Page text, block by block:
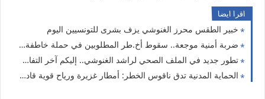
اقرا ايضا
خبير الطقس محرز الغنوشي يزف بشرى للتونسيين اليوم
ضربة أمنية موجعة.. سقوط أخ.طر المطلوبين في حملة خاطفة بالعاصمة
تطور جديد في الملف الصحي لراشد الغنوشي.. إليكم آخر التفاصيل
الحماية المدنية تدق ناقوس الخطر: أمطار غزيرة ورياح قوية قادمة الليلة تضرب 5 ولايات